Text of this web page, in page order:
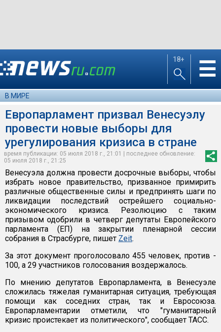
18+ ☰
В МИРЕ
Европарламент призвал Венесуэлу
провести новые выборы для
урегулирования кризиса в стране
время публикации: 05 июля 2018 г., 21:01 | последнее обновление:
05 июля 2018 г., 21:25
Венесуэла должна провести досрочные выборы, чтобы
избрать новое правительство, призванное примирить
различные общественные силы и предпринять шаги по
ликвидации последствий острейшего социально-
экономического кризиса. Резолюцию с таким
призывом одобрили в четверг депутаты Европейского
парламента (ЕП) на закрытии пленарной сессии
собрания в Страсбурге, пишет Zeit.
За этот документ проголосовало 455 человек, против -
100, а 29 участников голосования воздержалось.
По мнению депутатов Европарламента, в Венесуэле
сложилась тяжелая гуманитарная ситуация, требующая
помощи как соседних стран, так и Евросоюза.
Европарламентарии отметили, что "гуманитарный
кризис проистекает из политического", сообщает ТАСС.